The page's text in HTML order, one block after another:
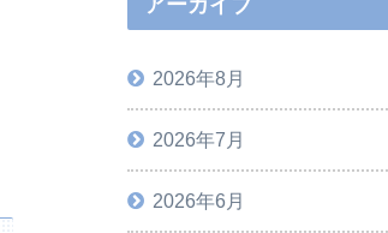
2026年8月
2026年7月
2026年6月